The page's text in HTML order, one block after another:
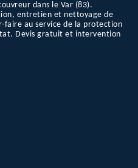
dans le Var (83).
entretien et nettoyage de
au service de la protection
Devis gratuit et intervention